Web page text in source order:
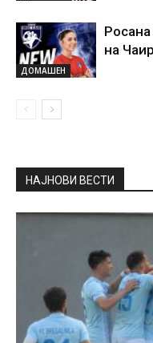
ДОМАШЕН
на Чаир
НАЈНОВИ ВЕСТИ